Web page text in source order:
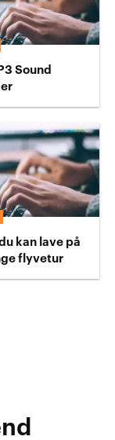
Sound
kan lave på
flyvetur